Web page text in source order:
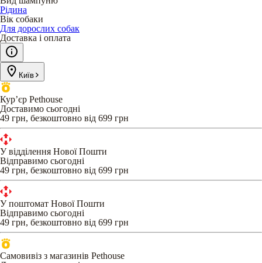
Рідина
Вік собаки
Для дорослих собак
Доставка і оплата
Київ
Кур’єр Pethouse
Доставимо сьогодні
49 грн, безкоштовно від 699 грн
У відділення Нової Пошти
Відправимо сьогодні
49 грн, безкоштовно від 699 грн
У поштомат Нової Пошти
Відправимо сьогодні
49 грн, безкоштовно від 699 грн
Самовивіз з магазинів Pethouse